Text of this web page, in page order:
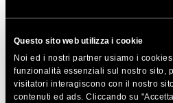
Questo sito web utilizza i cookie
Noi ed i nostri partner usiamo i
funzionalità essenziali sul nostro sito,
visitatori interagiscono con il nostro
contenuti ed ads. Cliccando su
migliorare ulteriormente il tuo sito.
posizione di ricerca.